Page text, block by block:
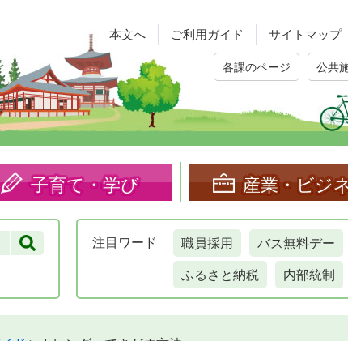
本文へ ご利用ガイド サイトマップ
各課のページ 公共
子育て・学び 産業・ビジ
注目 ワード 職員採用 バス無料デー
ふるさと納税
内部統制